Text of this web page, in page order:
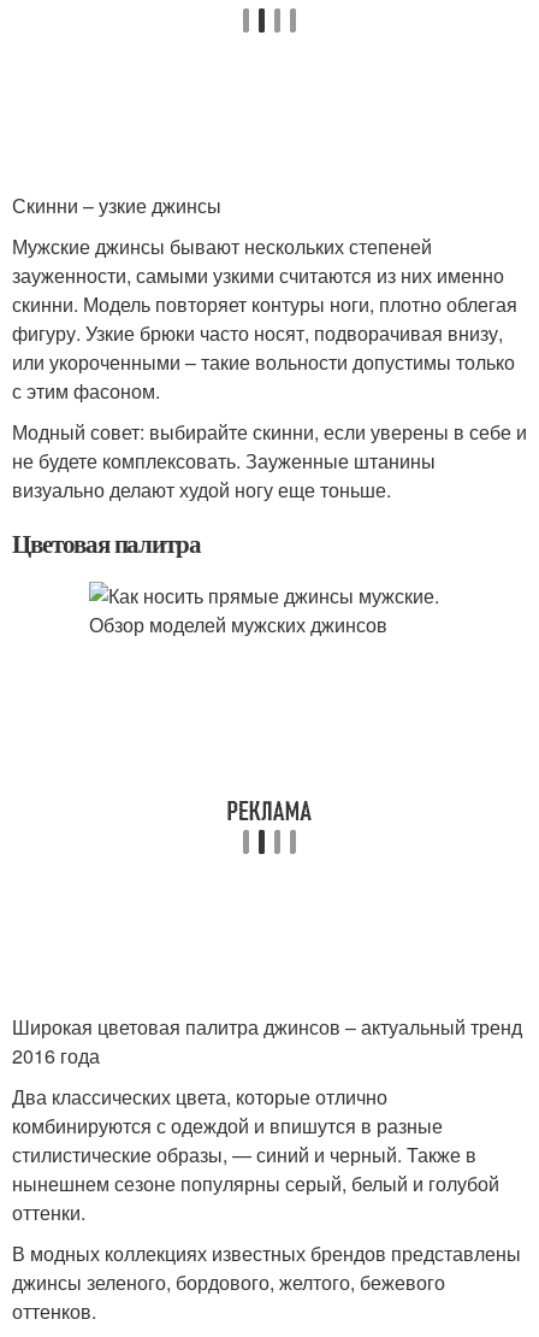
Скинни – узкие джинсы
Мужские джинсы бывают нескольких степеней
зауженности, самыми узкими считаются из них именно
скинни. Модель повторяет контуры ноги, плотно облегая
фигуру. Узкие брюки часто носят, подворачивая внизу,
или укороченными – такие вольности допустимы только
с этим фасоном.
Модный совет: выбирайте скинни, если уверены в себе и
не будете комплексовать. Зауженные штанины
визуально делают худой ногу еще тоньше.
Цветовая палитра
Широкая цветовая палитра джинсов – актуальный тренд
2016 года
Два классических цвета, которые отлично
комбинируются с одеждой и впишутся в разные
стилистические образы, — синий и черный. Также в
нынешнем сезоне популярны серый, белый и голубой
оттенки.
В модных коллекциях известных брендов представлены
джинсы зеленого, бордового, желтого, бежевого
оттенков.